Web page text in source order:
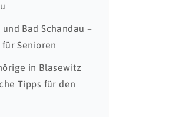
Bad Schandau –
Senioren
in Blasewitz
Tipps für den